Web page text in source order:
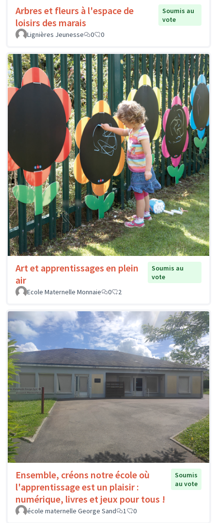
Arbres et fleurs à l'espace de
loisirs des marais
Soumis au
vote
Lignières Jeunesse
0 0
Art et apprentissages en plein
air
Soumis au
vote
Ecole Maternelle Monnaie
0 2
Ensemble, créons notre école où
l'apprentissage est un plaisir :
numérique, livres et jeux pour tous !
Soumis
au vote
école maternelle George Sand 1 0